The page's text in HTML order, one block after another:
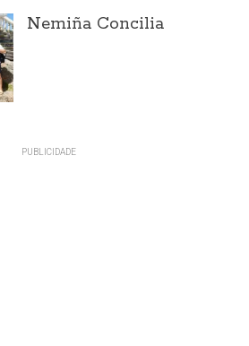
Nemiña Concilia